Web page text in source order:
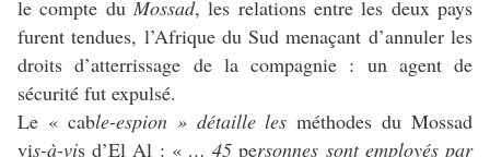
le compte du Mossad, les relations entre les deux pays
furent tendues, l’Afrique du Sud menaçant d’annuler les
droits d’atterrissage de la compagnie : un agent de
sécurité fut expulsé.
Le « cable-espion » détaille les méthodes du Mossad
vis-à-vis d’El Al : «… 45personnes sont employés par